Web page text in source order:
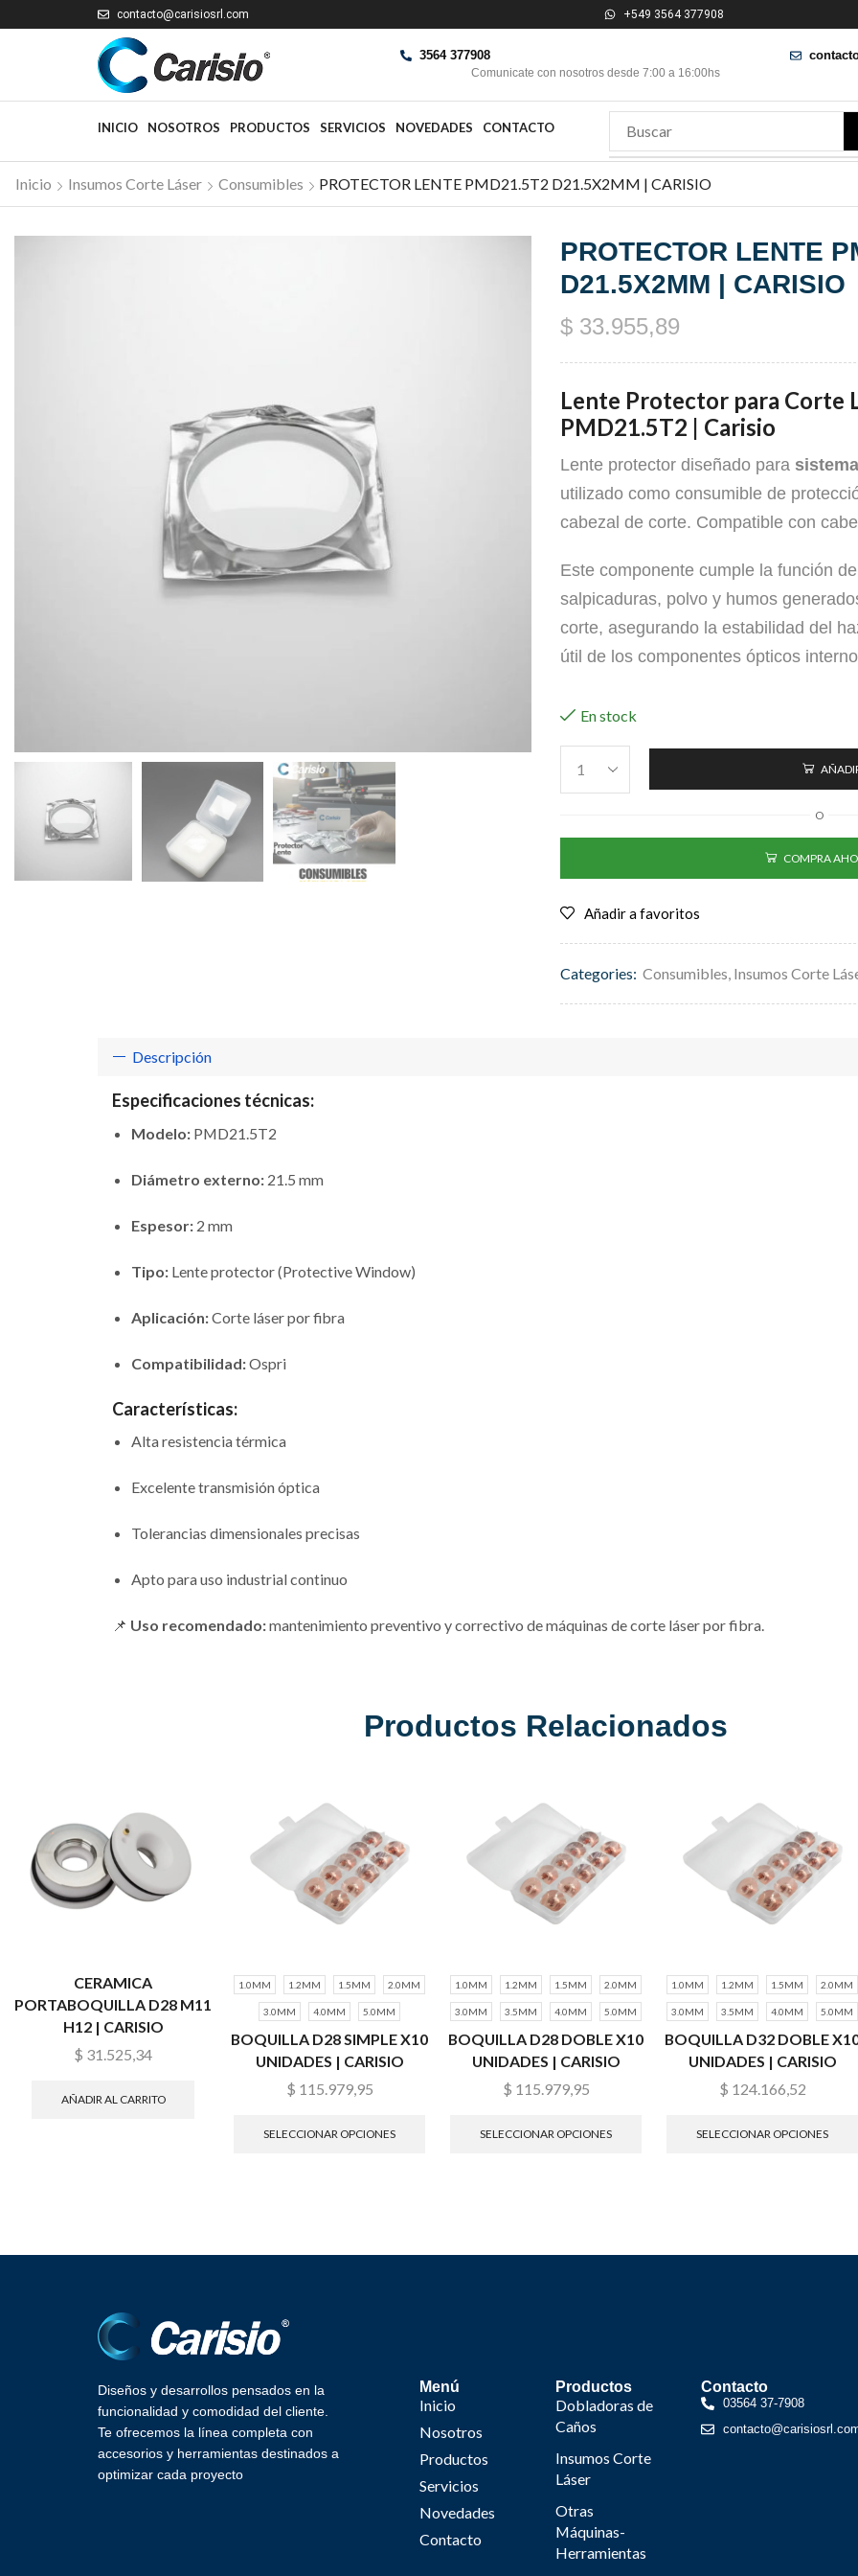
contacto@carisiosrl.com +549 3564 377908
3564 377908
Comunicate con nosotros desde 7:00 a 16:00hs
INICIO NOSOTROS PRODUCTOS SERVICIOS NOVEDADES CONTACTO
Inicio Insumos Corte Láser Consumibles PROTECTOR LENTE PMD21.5T2 D21.5X2MM | CARISIO
PROTECTOR LENTE
D21.5X2MM | CARISIO
$ 33.955,89
Lente Protector para Corte
PMD21.5T2 | Carisio
Lente protector diseñado para
utilizado como consumible de
cabezal de corte. Compatible con
Este componente cumple la función
salpicaduras, polvo y humos
corte, asegurando la estabilidad del
útil de los componentes ópticos
En stock
O
COMPRA
Añadir a favoritos
Categories: Consumibles, Insumos Corte
Descripción
Especificaciones técnicas:
Modelo: PMD21.5T2
Diámetro externo: 21.5 mm
Espesor: 2 mm
Tipo: Lente protector (Protective Window)
Aplicación:Corte láser por fibra
Compatibilidad:Ospri
Características:
Alta resistencia térmica
Excelente transmisión óptica
Tolerancias dimensionales precisas
Apto para uso industrial continuo
📌 Uso recomendado:mantenimiento preventivo y correctivo de máquinas de corte láser por fibra.
Productos Relacionados
CERAMICA
PORTABOQUILLA D28 M11
H12 | CARISIO
$ 31.525,34
AÑADIR AL CARRITO
1.0MM 1.2MM 1.5MM 2.0MM
3.0MM 4.0MM 5.0MM
BOQUILLA D28 SIMPLE X10
UNIDADES | CARISIO
$ 115.979,95
SELECCIONAR OPCIONES
1.0MM 1.2MM 1.5MM 2.0MM
3.0MM 3.5MM 4.0MM 5.0MM
BOQUILLA D28 DOBLE X10
UNIDADES | CARISIO
$ 115.979,95
SELECCIONAR OPCIONES
1.0MM 1.2MM 1.5MM 2.0MM
3.0MM 3.5MM 4.0MM 5.0MM
BOQUILLA D32 DOBLE
UNIDADES | CARISIO
$ 124.166,52
SELECCIONAR OPCIONES
Diseños y desarrollos pensados en la
funcionalidad y comodidad del cliente.
Te ofrecemos la línea completa con
accesorios y herramientas destinados a
optimizar cada proyecto
Menú
Inicio
Nosotros
Productos
Servicios
Novedades
Contacto
Productos
Dobladoras de
Caños
Insumos Corte
Láser
Otras
Máquinas-
Herramientas
Contacto
03564 37-7908